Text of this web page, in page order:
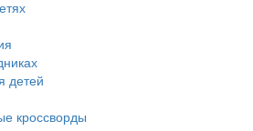
детей
кроссворды